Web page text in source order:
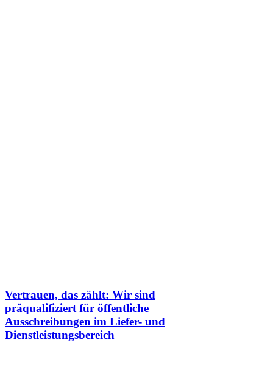
Vertrauen, das zählt: Wir sind
präqualifiziert für öffentliche
Ausschreibungen im Liefer- und
Dienstleistungsbereich